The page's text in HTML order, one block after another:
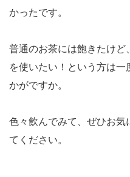
かったです。
普通のお茶には飽きたけ
を使いたい！という方は
かがですか。
色々飲んでみて、ぜひお気
てください。